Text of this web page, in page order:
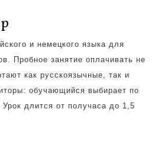
и немецкого языка для
Пробное занятие оплачивать не
как русскоязычные, так и
обучающийся выбирает по
длится от получаса до 1,5